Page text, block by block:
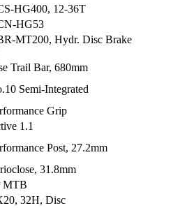
HG400, 12-36T
HG53
MT200, Hydr. Disc Brake
Trail Bar, 680mm
Semi-Integrated
Grip
1.1
Post, 27.2mm
31.8mm
MTB
32H, Disc